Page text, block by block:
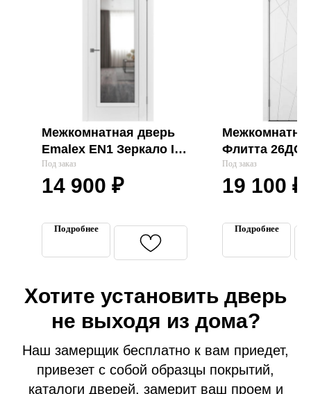
Межкомнатная дверь
Emalex EN1 Зеркало ICE
"VFD"
Под заказ
14 900 ₽
Подробнее
Флитта 26ДО0
УЛ.БЕЛОЕ
Под заказ
19 100 ₽
Подробнее
Хотите установить дверь
не выходя из дома?
Наш замерщик бесплатно к вам приедет,
привезет с собой образцы покрытий,
каталоги дверей, замерит ваш проем и
Замерщик
Противопожарные двери
Гаражные ворота
Подъездные двери
Технические двери
Термодвери в дом
Входные двери